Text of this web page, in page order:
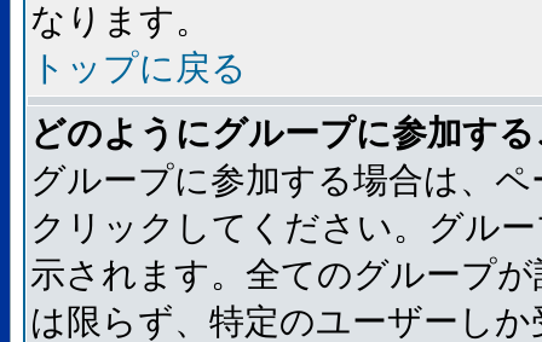
なります。
トップに戻る
どのようにグループに参加す
グループに参加する場合は、
クリックしてください。グル
示されます。全てのグループ
は限らず、特定のユーザーし